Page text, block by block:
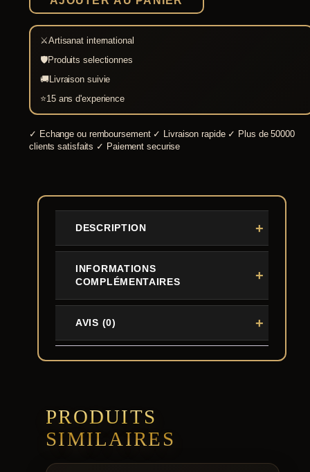
combat
15.5
cm
⚔Artisanat international
🛡Produits selectionnes
🚚Livraison suivie
⭐15 ans d'experience
✓ Echange ou remboursement ✓ Livraison rapide ✓ Plus de 50000
clients satisfaits ✓ Paiement securise
DESCRIPTION
INFORMATIONS
COMPLÉMENTAIRES
AVIS (0)
PRODUITS
SIMILAIRES